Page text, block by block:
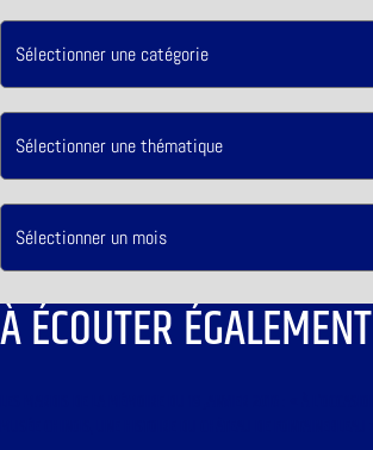
À ÉCOUTER ÉGALEMENT